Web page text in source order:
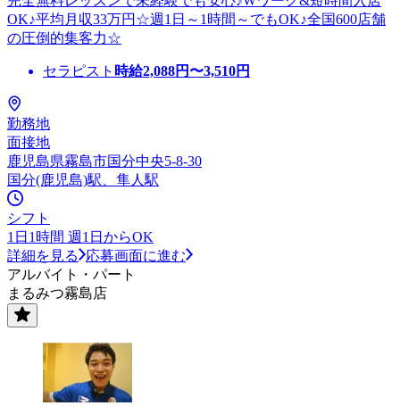
OK♪平均月収33万円☆週1日～1時間～でもOK♪全国600店舗
の圧倒的集客力☆
セラピスト 時給2,088円〜3,510円
勤務地
面接地
鹿児島県霧島市国分中央5-8-30
国分(鹿児島)駅、隼人駅
シフト
1日1時間 週1日からOK
詳細を見る
応募画面に進む
アルバイト・パート
まるみつ霧島店